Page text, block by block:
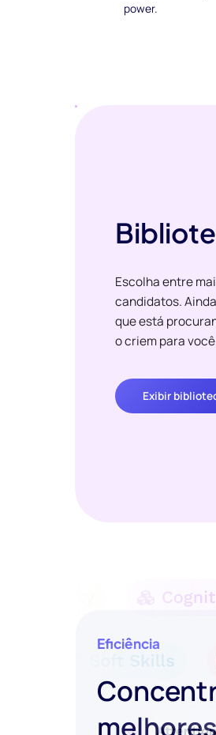
power.
Escolha entre
candidatos.
que está
o criem para
Exibir
Eficiência